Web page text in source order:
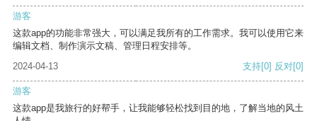
游客
这款app的功能非常强大，可以满足我所有的工作需求。我可以使用它来
编辑文档、制作演示文稿、管理日程安排等。
2024-04-13
支持[0] 反对[0]
游客
这款app是我旅行的好帮手，让我能够轻松找到目的地，了解当地的风土